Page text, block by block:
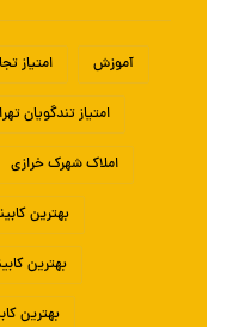
آموزش امتیاز
امتیاز تندگویان
املاک شهرک خرازی
بهترین
بهترین
بهترین